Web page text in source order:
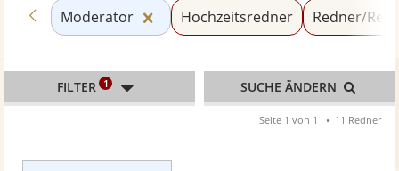
Zurück zu «Moderatoren & Redner»
Moderator Kategorie «Moderator»
Hochzeitsredner Redner/
FILTER 1 SUCHE ÄNDERN
Seite 1 von 1 11 Redner